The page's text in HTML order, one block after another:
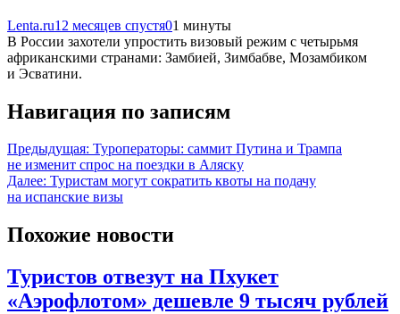
Lenta.ru12 месяцев спустя01 минуты
В России захотели упростить визовый режим с четырьмя
африканскими странами: Замбией, Зимбабве, Мозамбиком
и Эсватини.
Навигация по записям
Предыдущая: Туроператоры: саммит Путина и Трампа
не изменит спрос на поездки в Аляску
Далее: Туристам могут сократить квоты на подачу
на испанские визы
Похожие новости
Туристов отвезут на Пхукет
«Аэрофлотом» дешевле 9 тысяч рублей